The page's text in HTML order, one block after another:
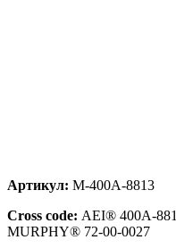
Артикул: M-400A-8813
Cross code: AEI® 400A-
MURPHY® 72-00-0027